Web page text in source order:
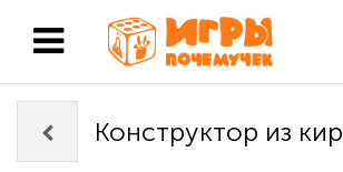
Конструктор из